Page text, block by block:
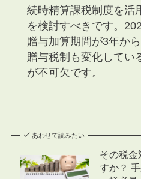
続時精算課税制度を活
を検討すべきです。
贈与加算期間が3年か
贈与税制も変化してい
が不可欠です。
あわせて読みたい
その税金
すか？